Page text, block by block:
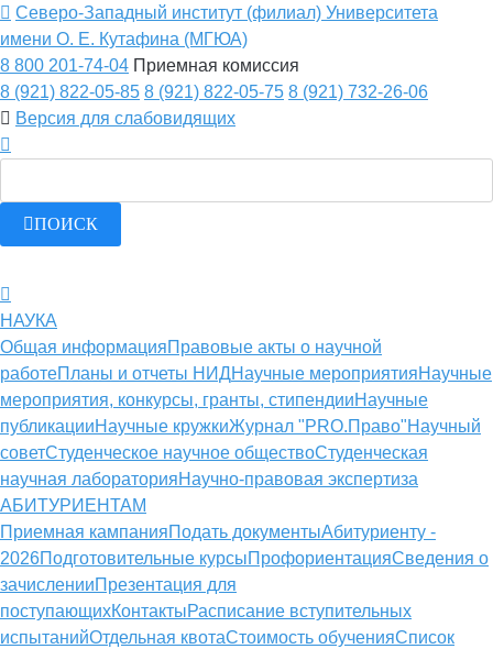
Северо-Западный институт (филиал) Университета
имени О. Е. Кутафина (МГЮА)
8 800 201-74-04 Приемная комиссия
8 (921) 822-05-85 8 (921) 822-05-75 8 (921) 732-26-06
Версия для слабовидящих
ПОИСК
НАУКА
Общая информацияПравовые акты о научной
работеПланы и отчеты НИДНаучные мероприятияНаучные
мероприятия, конкурсы, гранты, стипендииНаучные
публикацииНаучные кружкиЖурнал "PRO.Право"Научный
советСтуденческое научное обществоСтуденческая
научная лабораторияНаучно-правовая экспертиза
АБИТУРИЕНТАМ
Приемная кампанияПодать документыАбитуриенту -
2026Подготовительные курсыПрофориентацияСведения о
зачисленииПрезентация для
поступающихКонтактыРасписание вступительных
испытанийОтдельная квотаСтоимость обученияCписок